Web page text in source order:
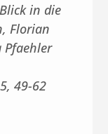
in die
Florian
Pfaehler
49-62